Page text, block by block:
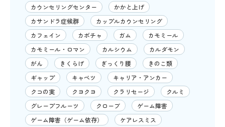
カウンセリングセンター
かかと上げ
カサンドラ症候群
カップルカウンセリング
カフェイン
カボチャ ガム
カモミール
カモミール・ロマン
カルシウム
カルダモン
がん
きくらげ ぎっくり腰
きのこ類
ギャップ
キャベツ
キャリア・アンカー
クコの実
クヨクヨ クラリセージ
クルミ
グレープフルーツ
クローブ
ゲーム障害
ゲーム障害（ゲーム依存）
ケアレスミス